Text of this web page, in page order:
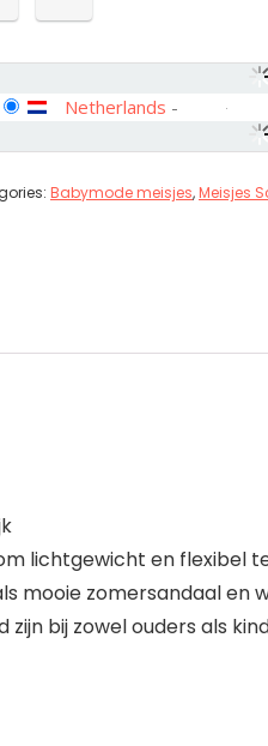
Netherlands -
Babymode meisjes,Meisjes
lichtgewicht en flexibel
mooie zomersandaal en
bij zowel ouders als